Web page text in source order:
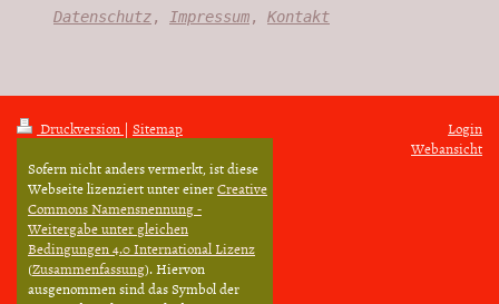
Datenschutz, Impressum, Kontakt
Druckversion | Sitemap
Sofern nicht anders vermerkt, ist diese
Webseite lizenziert unter einerCreative
Commons Namensnennung -
Weitergabe unter gleichen
Bedingungen 4.0 International Lizenz
(Zusammenfassung). Hiervon
ausgenommen sind das Symbol der
Login
Webansicht